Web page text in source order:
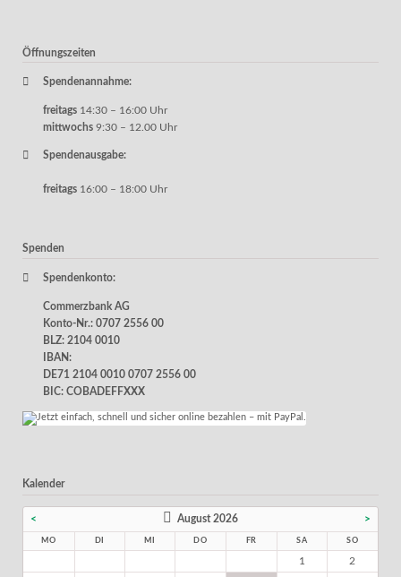
Öffnungszeiten
Spendenannahme:
freitags 14:30 – 16:00 Uhr
mittwochs 9:30 – 12.00 Uhr
Spendenausgabe:
freitags 16:00 – 18:00 Uhr
Spenden
Spendenkonto:
Commerzbank AG
Konto-Nr.: 0707 2556 00
BLZ: 2104 0010
IBAN:
DE71 2104 0010 0707 2556 00
BIC: COBADEFFXXX
Kalender
< August 2026 >
MO DI MI DO FR SA SO
1
2